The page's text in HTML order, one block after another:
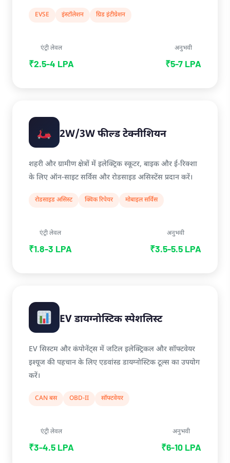
EVSE इंस्टॉलेशन ग्रिड इंटीग्रेशन
एंट्री लेवल
₹2.5-4 LPA
अनुभवी
₹5-7 LPA
2W/3W फील्ड टेक्नीशियन
शहरी और ग्रामीण क्षेत्रों में इलेक्ट्रिक स्कूटर, बाइक और ई-रिक्शा
के लिए ऑन-साइट सर्विस और रोडसाइड असिस्टेंस प्रदान करें।
रोडसाइड असिस्ट क्विक रिपेयर मोबाइल सर्विस
एंट्री लेवल
₹1.8-3 LPA
अनुभवी
₹3.5-5.5 LPA
EV डायग्नोस्टिक स्पेशलिस्ट
EV सिस्टम और कंपोनेंट्स में जटिल इलेक्ट्रिकल और सॉफ्टवेयर
इश्यूज की पहचान के लिए एडवांस्ड डायग्नोस्टिक टूल्स का उपयोग
करें।
CAN बस OBD-II सॉफ्टवेयर
एंट्री लेवल
₹3-4.5 LPA
अनुभवी
₹6-10 LPA